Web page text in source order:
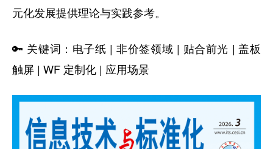
元化发展提供理论与实践参考。
🔑 关键词：电子纸 | 非价签领域 | 贴合前光 | 盖板
触屏 | WF 定制化 | 应用场景